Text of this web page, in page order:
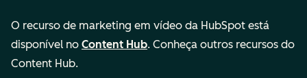
O recurso de marketing em vídeo da HubSpot está
disponível no Content Hub. Conheça outros recursos do
Content Hub.